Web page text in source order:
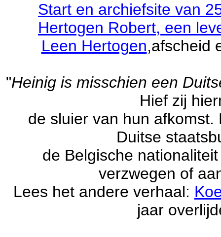
Start en archiefsite van
Hertogen Robert, een
Leen Hertogen
"Heinig is misschien een
Hief zij
de sluier van hun afkomst.
Duitse
de Belgische
verzwegen of
Lees het andere verhaal:
jaar